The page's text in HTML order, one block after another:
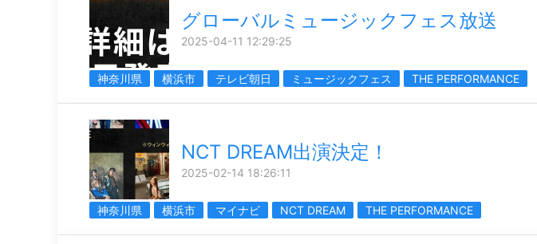
グローバルミュージックフェス放送
2025-04-11 12:29:25
神奈川県 横浜市 テレビ朝日 ミュージックフェス THE PERFORMANCE
NCT DREAM出演決定！
2025-02-14 18:26:11
神奈川県 横浜市 マイナビ NCT DREAM THE PERFORMANCE